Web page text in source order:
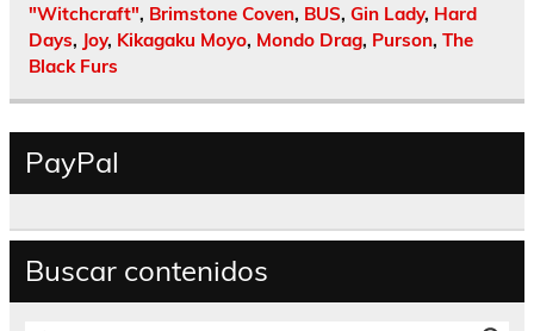
"Witchcraft", Brimstone Coven, BUS, Gin Lady, Hard
Days, Joy, Kikagaku Moyo, Mondo Drag, Purson, The
Black Furs
PayPal
Buscar contenidos